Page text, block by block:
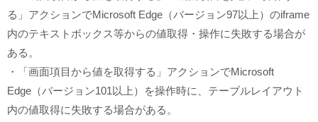
る」アクションでMicrosoft Edge（バージョン97以上）のiframe
内のテキストボックス等からの値取得・操作に失敗する場合が
ある。
・「画面項目から値を取得する」アクションでMicrosoft
Edge（バージョン101以上）を操作時に、テーブルレイアウト
内の値取得に失敗する場合がある。